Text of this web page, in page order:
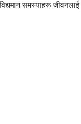
समस्याहरू जीवनलाई